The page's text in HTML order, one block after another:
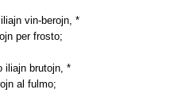
vin-berojn, *
per frosto;
iliajn brutojn, *
al fulmo;